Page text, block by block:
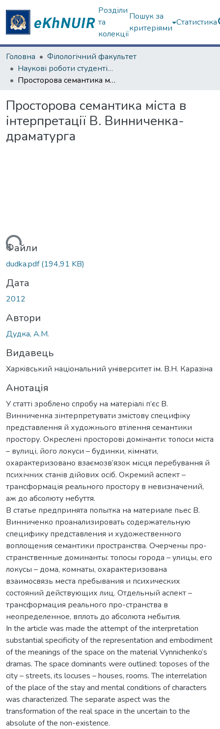
Розділи
та
колекції
Пошук за
критеріями
Статистика
Головна
Філологічний факультет
Наукові роботи студентів та аспірантів. Філологічний факультет
Просторова семантика міста в інтерпретації В. Винниченка-драматурга
Просторова семантика міста в
інтерпретації В. Винниченка-
драматурга
Файли
dudka.pdf(194,91 KB)
Дата
2012
Автори
Дудка, А.М.
Видавець
Харкiвський нацiональний унiверситет iм. В.Н. Каразiна
Анотація
У статті зроблено спробу на матеріалі п’єс В.
Винниченка зінтерпретувати змістову специфіку
представлення й художнього втілення семантики
простору. Окреслені просторові домінанти: топоси міста
– вулиці, його локуси – будинки, кімнати,
охарактеризовано взаємозв’язок місця перебування й
психічних станів дійових осіб. Окремий аспект –
трансформація реального простору в невизначений,
аж до абсолюту небуття.
В статье предпринята попытка на материале пьес В.
Винниченко проанализировать содержательную
специфику представления и художественного
воплощения семантики пространства. Очерчены про-
странственные доминанты: топосы города – улицы, его
локусы – дома, комнаты, охарактеризована
взаимосвязь места пребывания и психических
состояний действующих лиц. Отдельный аспект –
трансформация реального про-странства в
неопределенное, вплоть до абсолюта небытия.
In the article was made the attempt of the interpretation
substantial specificity of the representation and embodiment
of the meanings of the space on the material Vynnichenko’s
dramas. The space dominants were outlined: toposes of the
city – streets, its locuses – houses, rooms. The interrelation
of the place of the stay and mental conditions of characters
was characterized. The separate aspect was the
transformation of the real space in the uncertain to the
absolute of the non-existence.